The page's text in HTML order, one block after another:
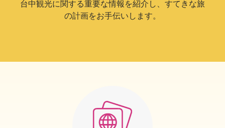
台中観光に関する重要な情報を紹介し、すてきな旅
の計画をお手伝いします。